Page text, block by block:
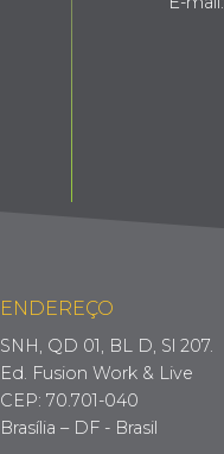
ENDEREÇO
SNH, QD 01, BL D, Sl 207.
Ed. Fusion Work & Live
CEP: 70.701-040
Brasília – DF - Brasil